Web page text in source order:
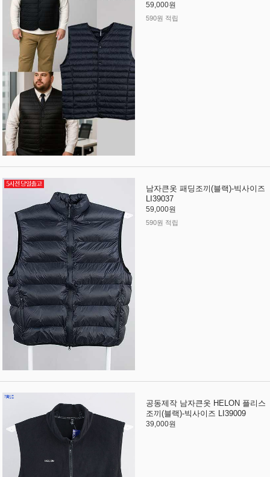
59,000원
590원 적립
남자큰옷 패딩조끼(블랙)-빅사이즈
LI39037
59,000원
590원 적립
공동제작 남자큰옷 HELON 플리스
조끼(블랙)-빅사이즈 LI39009
39,000원